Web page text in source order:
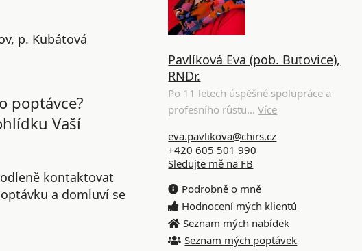
p. Kubátová
poptávce?
Vaší
kontaktovat
a domluví se
Pavlíková Eva (pob. Butovice),
RNDr.
Po 11 letech úspěšné spolupráce a
profesního růstu...Více
eva.pavlikova@chirs.cz
+420 605 501 990
Sledujte mě na FB
Podrobně o mně
Hodnocení mých klientů
Seznam mých nabídek
Seznam mých poptávek